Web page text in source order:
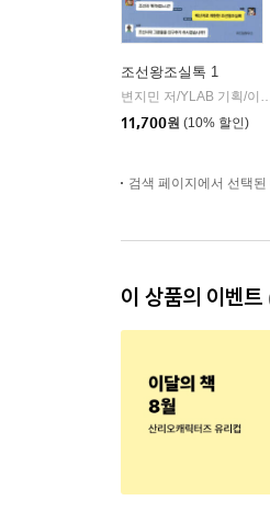
조선왕조실톡 1
변지민 저/YLAB 기
11,700원 (10% 할인)
검색 페이지에서 선택
이 상품의 이벤트